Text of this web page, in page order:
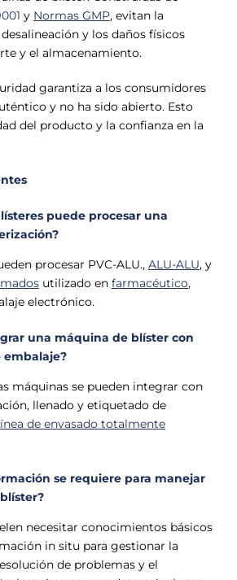
y Normas GMP, evitan la
y los daños físicos
y el almacenamiento.
garantiza a los consumidores
y no ha sido abierto. Esto
del producto y la confianza en la
puede procesar una
procesar PVC-ALU., ALU-ALU, y
utilizado en farmacéutico,
electrónico.
una máquina de blíster con
embalaje?
máquinas se pueden integrar con
llenado y etiquetado de
de envasado totalmente
se requiere para manejar
necesitar conocimientos básicos
in situ para gestionar la
de problemas y el